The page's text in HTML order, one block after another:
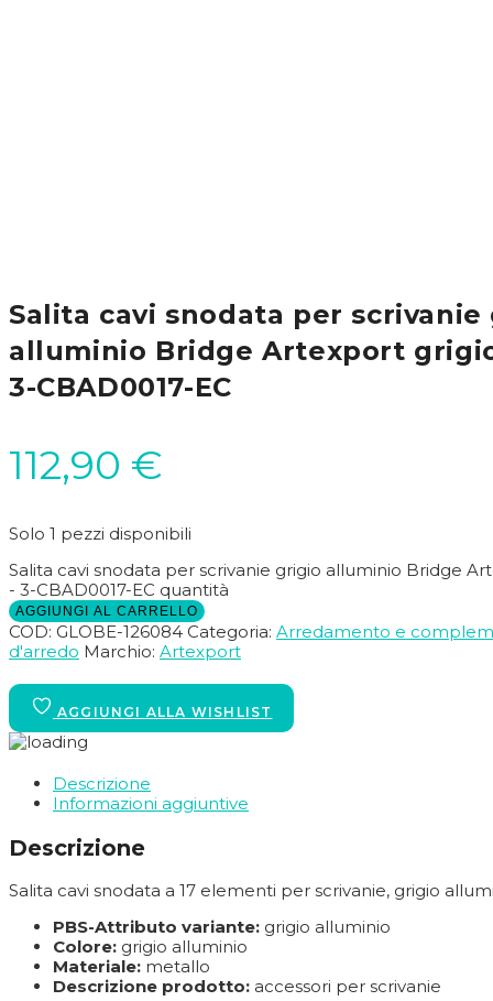
Salita cavi snodata per
alluminio Bridge Artexport
3-CBAD0017-EC
112,90 €
Solo 1 pezzi disponibili
Salita cavi snodata per scrivanie grigio alluminio Bridge
- 3-CBAD0017-EC quantità
AGGIUNGI AL CARRELLO
COD: GLOBE-126084 Categoria: Arredamento e
d'arredo Marchio: Artexport
Descrizione
Informazioni aggiuntive
Descrizione
Salita cavi snodata a 17 elementi per scrivanie, grigio
PBS-Attributo variante: grigio alluminio
Colore: grigio alluminio
Materiale: metallo
Descrizione prodotto: accessori per scrivanie